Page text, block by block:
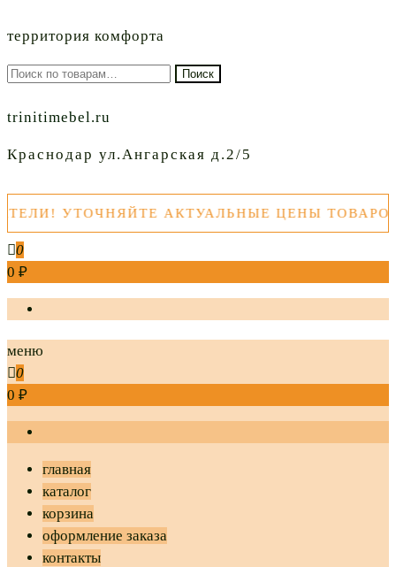
территория комфорта
Искать: Поиск
trinitimebel.ru
Краснодар ул.Ангарская д.2/5
УТОЧНЯЙТЕ АКТУАЛЬНЫЕ ЦЕНЫ ТОВАРОВ
0
0 ₽
меню
0
0 ₽
главная
каталог
корзина
оформление заказа
контакты